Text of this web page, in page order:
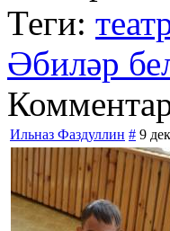
Теги:
Әбиләр
Ильназ Фаздуллин # 9